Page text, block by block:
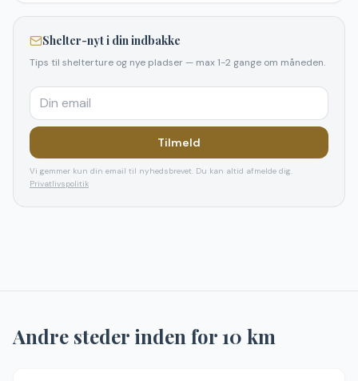
Shelter-nyt i din indbakke
Tips til shelterture og nye pladser — max 1-2 gange om måneden.
Tilmeld
Vi gemmer kun din email til nyhedsbrevet. Du kan altid afmelde dig.
Privatlivspolitik
Andre steder inden for10 km